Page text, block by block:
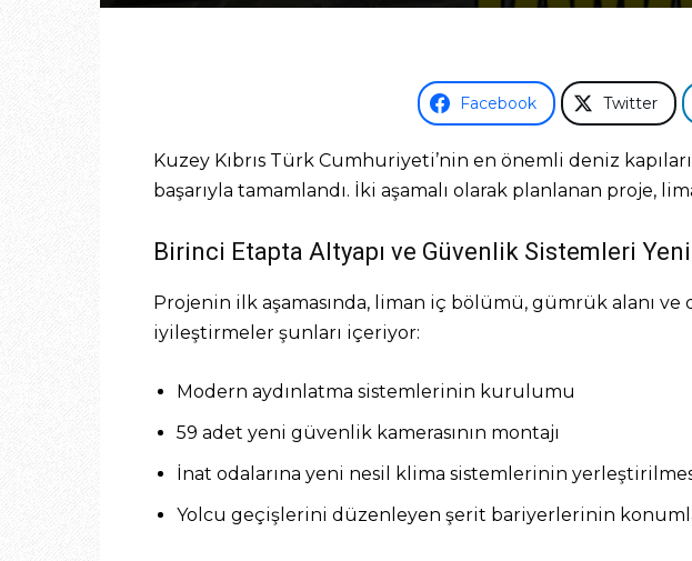
Facebook Twitter
Kuzey Kıbrıs Türk Cumhuriyeti’nin en önemli deniz
başarıyla tamamlandı. İki aşamalı olarak planlanan proje,
Birinci Etapta Altyapı ve Güvenlik Sistemleri
Projenin ilk aşamasında, liman iç bölümü, gümrük alanı ve
iyileştirmeler şunları içeriyor:
Modern aydınlatma sistemlerinin kurulumu
59 adet yeni güvenlik kamerasının montajı
İnat odalarına yeni nesil klima sistemlerinin
Yolcu geçişlerini düzenleyen şerit bariyerlerinin